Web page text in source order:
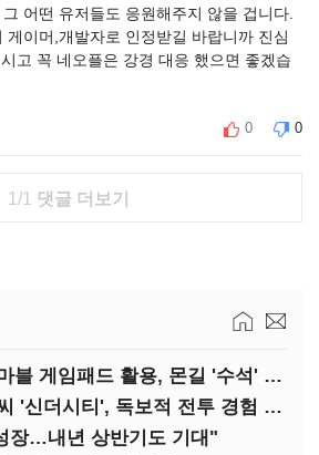
어떤 유저들도 응원해주지 않을 겁니다.
게이머,개발자로 인정받길 바랍니까 진심
고 꼭 네오플은 강경 대응 했으면 좋겠습
0 0
1/1 댓글 더보기
(지스타2025)넷마블 게임패드 활용, 몬길 '수석' 7대죄 '차석'
(지스타2025)엔씨 '신더시티', 독보적 전투 경험 필요
장…내년 상반기도 기대"